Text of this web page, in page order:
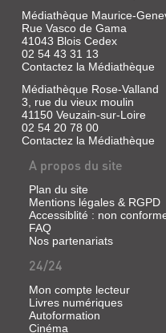
Médiathèque Maurice-
Rue Vasco de Gama
41043 Blois Cedex
02 54 43 31 13
Contactez la Médiathèque
Médiathèque Rose-Valland
3, rue du vieux moulin
41150 Veuzain-sur-Loire
02 54 20 78 00
Contactez la Médiathèque
A propos du site
Plan du site
Mentions légales & RGPD
Accessiblité : non
FAQ
Nos partenariats
24/24
Mon compte lecteur
Livres numériques
Autoformation
Cinéma